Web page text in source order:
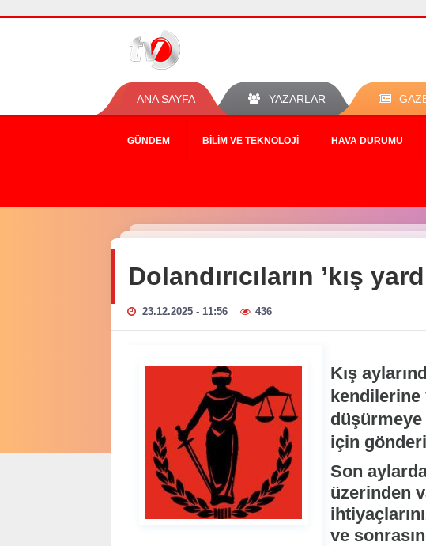
ANA SAYFA YAZARLAR
GÜNDEM BILIM VE TEKNOLOJI HAVA DURUMU
Dolandırıcıların ’kış
23.12.2025 - 11:56 436
Kış
kendilerine
düşürmeye
için
Son
üzerinden
ve